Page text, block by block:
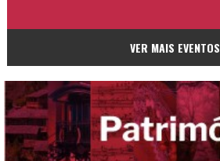
VER MAIS EVENTOS